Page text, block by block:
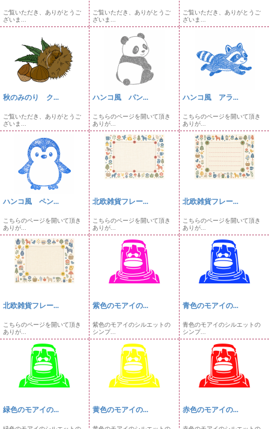
ご覧いただき、ありがとうご
ざいま...
ご覧いただき、ありがとうご
ざいま...
ご覧いただき、ありがとうご
ざいま...
秋のみのり ク...
ご覧いただき、ありがとうご
ざいま...
ハンコ風 パン...
こちらのページを開いて頂き
ありが...
ハンコ風 アラ...
こちらのページを開いて頂き
ありが...
ハンコ風 ペン...
こちらのページを開いて頂き
ありが...
北欧雑貨フレー...
こちらのページを開いて頂き
ありが...
北欧雑貨フレー...
こちらのページを開いて頂き
ありが...
北欧雑貨フレー...
こちらのページを開いて頂き
ありが...
紫色のモアイの...
紫色のモアイのシルエットの
シンプ...
青色のモアイの...
青色のモアイのシルエットの
シンプ...
緑色のモアイの... 黄色のモアイの... 赤色のモアイの...